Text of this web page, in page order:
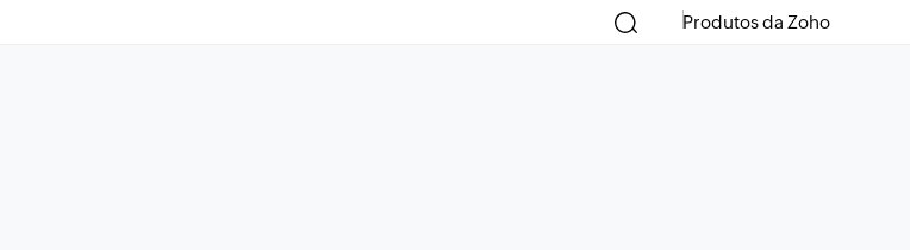
Produtos da Zoho